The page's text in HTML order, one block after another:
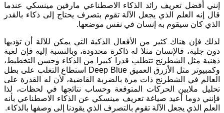
إنني أفضل تعريف رائد الذكاء الاصطناعي مارفين مينسكي عندما
قال إنه العلم الذي يجعل الآلة تقوم بتصرف يحتاج إلى ذكاء بالقدر
الذي كان سيقوم به إنسان في نفس موضعها.
لذلك فإن هناك كثير من الأفعال الذكية التي يمكن للآلة أن تؤديها
دون جلبة، فالإنسان مثلا له ذاكرة محدودة، وبالنسبة إليه فإن لعبة
ذهنية مثل الشطرنج تتطلب قدرا كبيرا من الذكاء وحسن التخطيط،
وكمبيوتر مثل الأزرق العميق Deep Blue استطاع التغلب على بطل
العالم في الشطرنج ذات مرة بالضربة القاضية، لأن له القدرة على
تحليل ملايين الحركات المتوقعة وحساب نتائجها في لحظات، لذا
فإنني دوما أعيد صياغة تعريف مينسكي عن الذكاء الاصطناعي بأنه
العلم الذي يجعل الآلة تقوم بالتصرف الذي يقودنا إلى وصفها بالذكاء.